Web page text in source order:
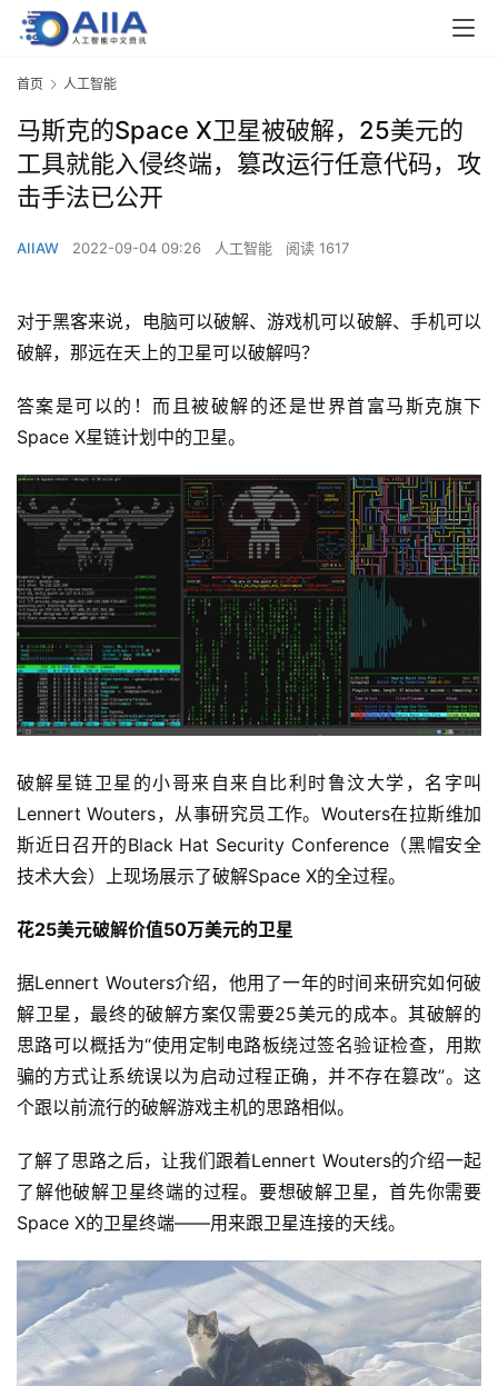
首页 人工智能
马斯克的Space X卫星被破解，25美元的
工具就能入侵终端，篡改运行任意代码，攻
击手法已公开
AIIAW 2022-09-04 09:26 人工智能 阅读 1617
对于黑客来说，电脑可以破解、游戏机可以破解、手机可以
破解，那远在天上的卫星可以破解吗？
答案是可以的！而且被破解的还是世界首富马斯克旗下
Space X星链计划中的卫星。
破解星链卫星的小哥来自来自比利时鲁汶大学，名字叫
Lennert Wouters，从事研究员工作。Wouters在拉斯维加
斯近日召开的Black Hat Security Conference（黑帽安全
技术大会）上现场展示了破解Space X的全过程。
花25美元破解价值50万美元的卫星
据Lennert Wouters介绍，他用了一年的时间来研究如何破
解卫星，最终的破解方案仅需要25美元的成本。其破解的
思路可以概括为“使用定制电路板绕过签名验证检查，用欺
骗的方式让系统误以为启动过程正确，并不存在篡改”。这
个跟以前流行的破解游戏主机的思路相似。
了解了思路之后，让我们跟着Lennert Wouters的介绍一起
了解他破解卫星终端的过程。要想破解卫星，首先你需要
Space X的卫星终端——用来跟卫星连接的天线。